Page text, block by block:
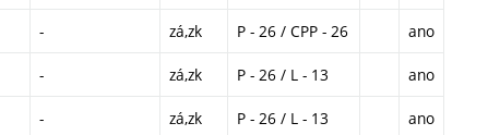
- zá,zk P - 26 / CPP - 26 ano
- zá,zk P - 26 / L - 13 ano
- zá,zk P - 26 / L - 13 ano